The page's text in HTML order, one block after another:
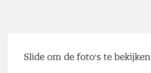
Slide om de foto's te bekijken